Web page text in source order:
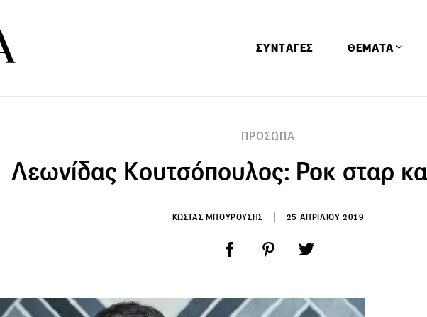
ΣΥΝΤΑΓΕΣ ΘΕΜΑΤΑ
Ειδήσεις
Έρευνες
ΠΡΟΣΩΠΑ
Λεωνίδας Κουτσόπουλος: Ροκ σταρ
ΚΩΣΤΑΣ ΜΠΟΥΡΟΥΣΗΣ 25 ΑΠΡΙΛΙΟΥ 2019